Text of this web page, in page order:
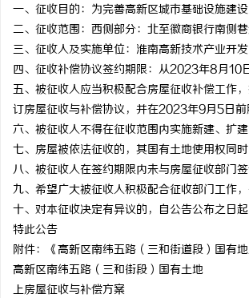
一、征收目的：为完善高新区城市基础设施建
二、征收范围：西侧部分：北至徽商银行南侧
三、征收人及实施单位：淮南高新技术产业开
四、征收补偿协议签约期限：从2023年8月
五、被征收人应当积极配合房屋征收补偿工作
订房屋征收与补偿协议，并在2023年9月5日前
六、被征收人不得在征收范围内实施新建、扩
七、房屋被依法征收的，其国有土地使用权同时
八、被征收人在签约期限内未与房屋征收部门
九、希望广大被征收人积极配合征收部门工作
十、对本征收决定有异议的，自公告公布之日
特此公告
附件：《高新区南纬五路（三和街道段）国有
高新区南纬五路（三和街段）国有土地
上房屋征收与补偿方案